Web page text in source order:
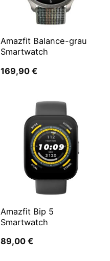
Amazfit Balance-grau
Smartwatch
169,90 €
Amazfit Bip 5
Smartwatch
89,00 €